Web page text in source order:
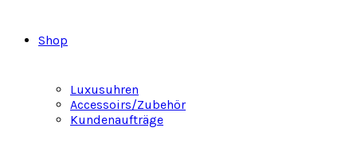
Shop
Luxusuhren
Accessoirs/Zubehör
Kundenaufträge